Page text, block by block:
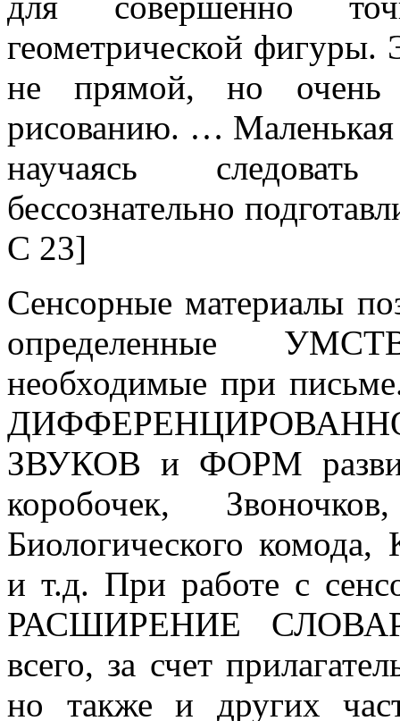
геометрической фигуры.
не прямой, но очень
рисованию. … Маленькая
научаясь
бессознательно
С 23]
Сенсорные материалы
определенные
необходимые при
ЗВУКОВ и ФОРМ
коробочек,
Биологического комода,
и т.д. При работе с
РАСШИРЕНИЕ
всего, за счет
но также и других